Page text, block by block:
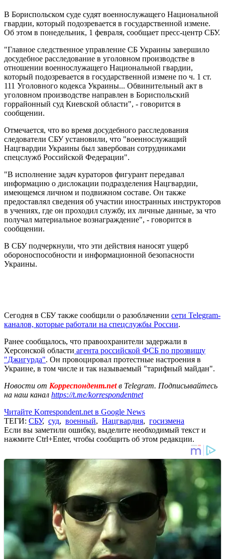
В Бориспольском суде судят военнослужащего Национальной
гвардии, который подозревается в государственной измене.
Об этом в понедельник, 1 февраля, сообщает пресс-центр СБУ.
"Главное следственное управление СБ Украины завершило
досудебное расследование в уголовном производстве в
отношении военнослужащего Национальной гвардии,
который подозревается в государственной измене по ч. 1 ст.
111 Уголовного кодекса Украины... Обвинительный акт в
уголовном производстве направлен в Бориспольский
горрайонный суд Киевской области", - говорится в
сообщении.
Отмечается, что во время досудебного расследования
следователи СБУ установили, что "военнослужащий
Нацгвардии Украины был завербован сотрудниками
спецслужб Российской Федерации".
"В исполнение задач кураторов фигурант передавал
информацию о дислокации подразделения Нацгвардии,
имеющемся личном и подвижном составе. Он также
предоставлял сведения об участии иностранных инструкторов
в учениях, где он проходил службу, их личные данные, за что
получал материальное вознаграждение", - говорится в
сообщении.
В СБУ подчеркнули, что эти действия наносят ущерб
обороноспособности и информационной безопасности
Украины.
Сегодня в СБУ также сообщили о разоблачении сети Telegram-
каналов, которые работали на спецслужбы России.
Ранее сообщалось, что правоохранители задержали в
Херсонской области агента российской ФСБ по прозвищу
"Джигурда". Он провоцировал протестные настроения в
Украине, в том числе и так называемый "тарифный майдан".
Новости от Корреспондент.netв Telegram. Подписывайтесь
на наш канал https://t.me/korrespondentnet
Читайте Korrespondent.net в Google News
ТЕГИ: СБУ, суд, военный, Нацгвардия, госизмена
Если вы заметили ошибку, выделите необходимый текст и
нажмите Ctrl+Enter, чтобы сообщить об этом редакции.